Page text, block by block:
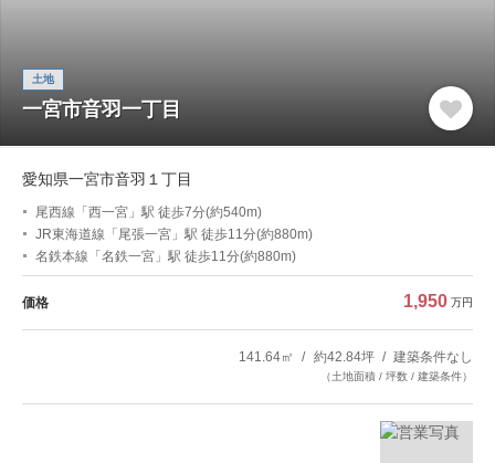
土地
一宮市音羽一丁目
愛知県一宮市音羽１丁目
尾西線「西一宮」駅 徒歩7分(約540m)
JR東海道線「尾張一宮」駅 徒歩11分(約880m)
名鉄本線「名鉄一宮」駅 徒歩11分(約880m)
価格 1,950 万円
141.64㎡ 約42.84坪 建築条件なし
（土地面積 / 坪数 / 建築条件）